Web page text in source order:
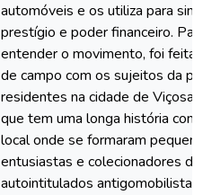
automóveis e os utiliza para
prestígio e poder financeiro.
entender o movimento, foi feita
de campo com os sujeitos da
residentes na cidade de Viçosa
que tem uma longa história
local onde se formaram
entusiastas e colecionadores
autointitulados